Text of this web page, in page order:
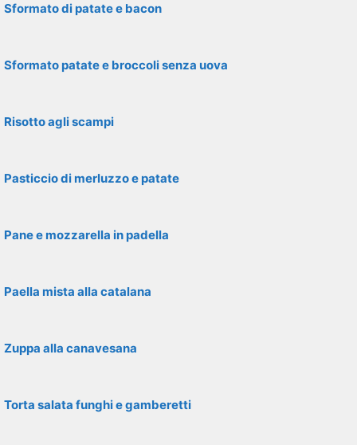
Sformato di patate e bacon
Sformato patate e broccoli senza uova
Risotto agli scampi
Pasticcio di merluzzo e patate
Pane e mozzarella in padella
Paella mista alla catalana
Zuppa alla canavesana
Torta salata funghi e gamberetti